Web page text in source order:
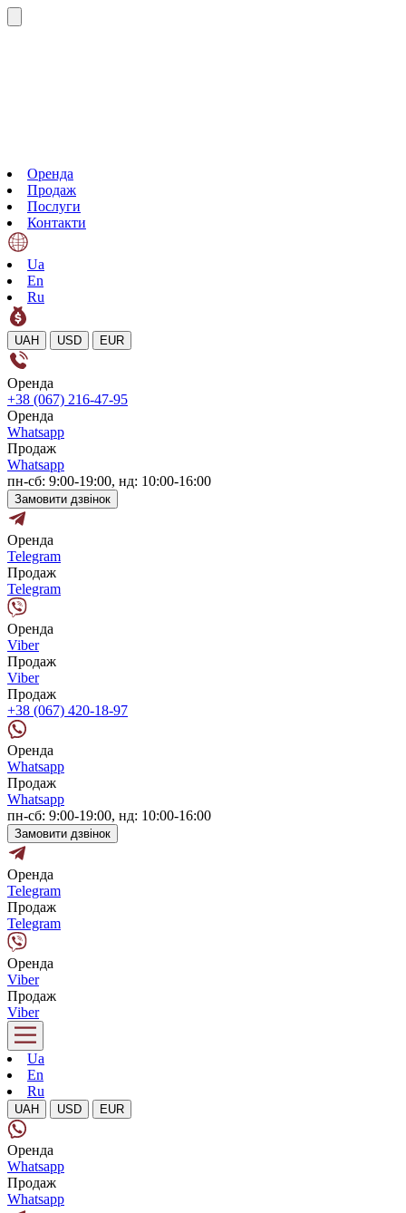
Оренда
Продаж
Послуги
Контакти
Ua
En
Ru
UAH USD EUR
Оренда
+38 (067) 216-47-95
Оренда
Whatsapp
Продаж
Whatsapp
пн-сб: 9:00-19:00, нд: 10:00-16:00
Замовити дзвінок
Оренда
Telegram
Продаж
Telegram
Оренда
Viber
Продаж
Viber
Продаж
+38 (067) 420-18-97
Оренда
Whatsapp
Продаж
Whatsapp
пн-сб: 9:00-19:00, нд: 10:00-16:00
Замовити дзвінок
Оренда
Telegram
Продаж
Telegram
Оренда
Viber
Продаж
Viber
Ua
En
Ru
UAH USD EUR
Оренда
Whatsapp
Продаж
Whatsapp